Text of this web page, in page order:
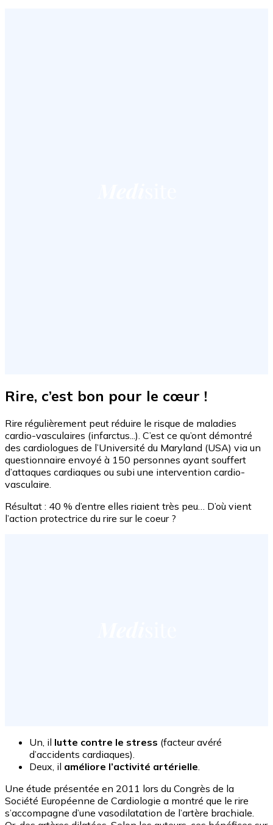
Rire, c’est bon pour le cœur !
Rire régulièrement peut réduire le risque de maladies
cardio-vasculaires (infarctus...). C’est ce qu’ont démontré
des cardiologues de l’Université du Maryland (USA) via un
questionnaire envoyé à 150 personnes ayant souffert
d’attaques cardiaques ou subi une intervention cardio-
vasculaire.
Résultat : 40 % d’entre elles riaient très peu… D’où vient
l’action protectrice du rire sur le coeur ?
Un, il lutte contre le stress (facteur avéré
d’accidents cardiaques).
Deux, il améliore l’activité artérielle
Une étude présentée en 2011 lors du Congrès de la
Société Européenne de Cardiologie a montré que le rire
s’accompagne d’une vasodilatation de l’artère brachiale.